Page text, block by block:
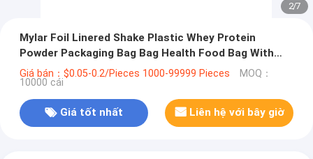
2/7
Mylar Foil Linered Shake Plastic Whey Protein
Powder Packaging Bag Bag Health Food Bag With
Zipper (Thùng đóng gói protein whey bằng bột)
Giá bán：$0.05-0.2/Pieces 1000-99999 Pieces MOQ：
10000 cái
Giá tốt nhất Liên hệ với bây giờ